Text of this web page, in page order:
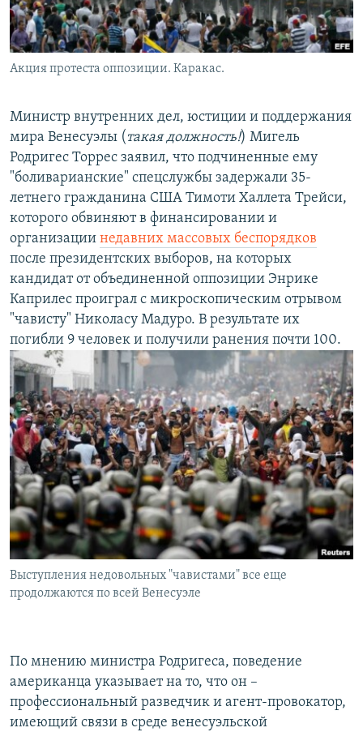
Հայերեն
English
Все сайты Радио Азатутюн
Акция протеста оппозиции. Каракас.
Министр внутренних дел, юстиции и поддержания
мира Венесуэлы ( такая должность!) Мигель
Родригес Торрес заявил, что подчиненные ему
"боливарианские" спецслужбы задержали 35-
летнего гражданина США Тимоти Халлета Трейси,
которого обвиняют в финансировании и
организации недавних массовых беспорядков
после президентских выборов, на которых
кандидат от объединенной оппозиции Энрике
Каприлес проиграл с микроскопическим отрывом
"чависту" Николасу Мадуро. В результате их
погибли 9 человек и получили ранения почти 100.
Выступления недовольных "чавистами" все еще
продолжаются по всей Венесуэле
По мнению министра Родригеса, поведение
американца указывает на то, что он –
профессиональный разведчик и агент-провокатор,
имеющий связи в среде венесуэльской